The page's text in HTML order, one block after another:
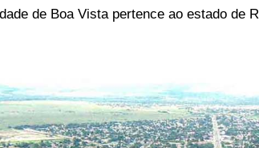
de Boa Vista pertence ao estado de